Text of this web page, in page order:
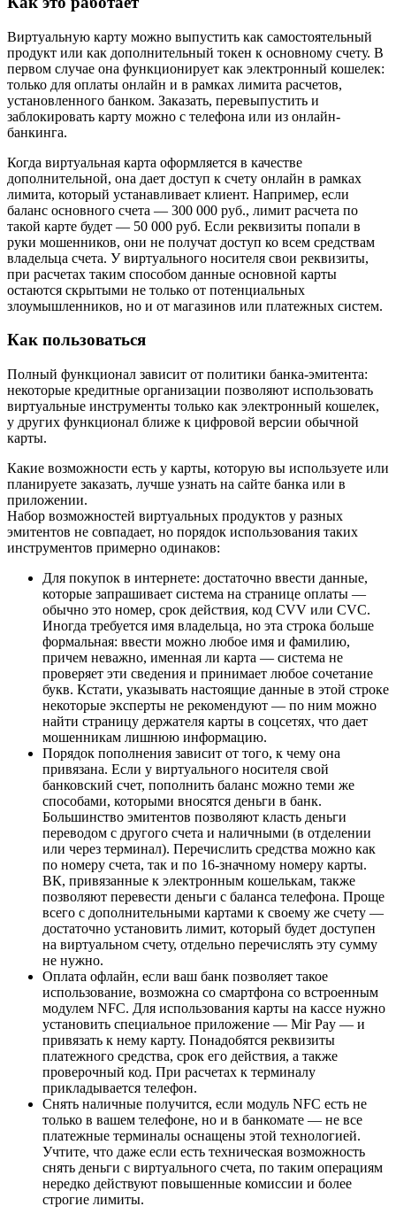
Виртуальную карту можно выпустить как самостоятельный
продукт или как дополнительный токен к основному счету. В
первом случае она функционирует как электронный кошелек:
только для оплаты онлайн и в рамках лимита расчетов,
установленного банком. Заказать, перевыпустить и
заблокировать карту можно с телефона или из онлайн-
банкинга.
Когда виртуальная карта оформляется в качестве
дополнительной, она дает доступ к счету онлайн в рамках
лимита, который устанавливает клиент. Например, если
баланс основного счета — 300 000 руб., лимит расчета по
такой карте будет — 50 000 руб. Если реквизиты попали в
руки мошенников, они не получат доступ ко всем средствам
владельца счета. У виртуального носителя свои реквизиты,
при расчетах таким способом данные основной карты
остаются скрытыми не только от потенциальных
злоумышленников, но и от магазинов или платежных систем.
Как пользоваться
Полный функционал зависит от политики банка-эмитента:
некоторые кредитные организации позволяют использовать
виртуальные инструменты только как электронный кошелек,
у других функционал ближе к цифровой версии обычной
карты.
Какие возможности есть у карты, которую вы используете или
планируете заказать, лучше узнать на сайте банка или в
приложении.
Набор возможностей виртуальных продуктов у разных
эмитентов не совпадает, но порядок использования таких
инструментов примерно одинаков:
Для покупок в интернете: достаточно ввести данные,
которые запрашивает система на странице оплаты —
обычно это номер, срок действия, код CVV или CVC.
Иногда требуется имя владельца, но эта строка больше
формальная: ввести можно любое имя и фамилию,
причем неважно, именная ли карта — система не
проверяет эти сведения и принимает любое сочетание
букв. Кстати, указывать настоящие данные в этой строке
некоторые эксперты не рекомендуют — по ним можно
найти страницу держателя карты в соцсетях, что дает
мошенникам лишнюю информацию.
Порядок пополнения зависит от того, к чему она
привязана. Если у виртуального носителя свой
банковский счет, пополнить баланс можно теми же
способами, которыми вносятся деньги в банк.
Большинство эмитентов позволяют класть деньги
переводом с другого счета и наличными (в отделении
или через терминал). Перечислить средства можно как
по номеру счета, так и по 16-значному номеру карты.
ВК, привязанные к электронным кошелькам, также
позволяют перевести деньги с баланса телефона. Проще
всего с дополнительными картами к своему же счету —
достаточно установить лимит, который будет доступен
на виртуальном счету, отдельно перечислять эту сумму
не нужно.
Оплата офлайн, если ваш банк позволяет такое
использование, возможна со смартфона со встроенным
модулем NFC. Для использования карты на кассе нужно
установить специальное приложение — Mir Pay — и
привязать к нему карту. Понадобятся реквизиты
платежного средства, срок его действия, а также
проверочный код. При расчетах к терминалу
прикладывается телефон.
Снять наличные получится, если модуль NFC есть не
только в вашем телефоне, но и в банкомате — не все
платежные терминалы оснащены этой технологией.
Учтите, что даже если есть техническая возможность
снять деньги с виртуального счета, по таким операциям
нередко действуют повышенные комиссии и более
строгие лимиты.